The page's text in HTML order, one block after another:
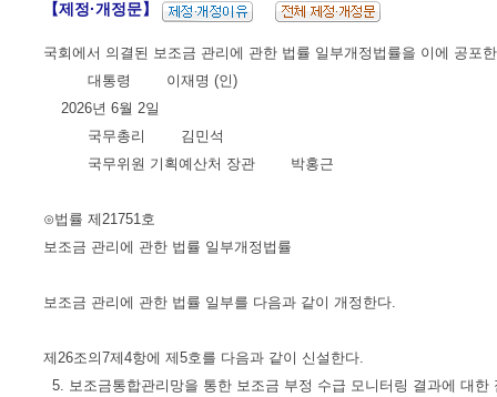
【제정·개정문】
국회에서 의결된 보조금 관리에 관한 법률 일부개정법률을 이에 공포
대통령 이재명 (인)
2026년 6월 2일
국무총리 김민석
국무위원 기획예산처 장관 박홍근
⊙법률 제21751호
보조금 관리에 관한 법률 일부개정법률
보조금 관리에 관한 법률 일부를 다음과 같이 개정한다.
제26조의7제4항에 제5호를 다음과 같이 신설한다.
5. 보조금통합관리망을 통한 보조금 부정 수급 모니터링 결과에 대한